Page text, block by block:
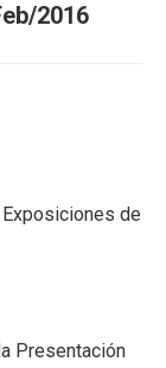
2016
de
Presentación